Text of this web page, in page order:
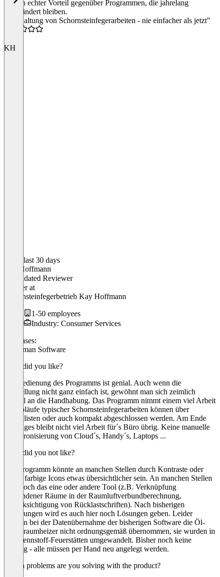
das ein echter Vorteil gegenüber Programmen, die jahrelang
unverändert bleiben.
“Verwaltung von Schornsteinfegerarbeiten - nie einfacher als jetzt”
KH
In the last 30 days
Kay Hoffmann
Validated Reviewer
Inhaberat
Schornsteinfegerbetrieb Kay Hoffmann
1-50 employees
Industry: Consumer Services
Use cases:
Craftsman Software
What did you like?
Die Bedienung des Programms ist genial. Auch wenn die
Umstellung nicht ganz einfach ist, gewöhnt man sich zeimlich
schnell an die Handhabung. Das Programm nimmt einem viel Arbeit
ab, Abläufe typischer Schornsteinfegerarbeiten können über
Checklisten oder auch kompakt abgeschlossen werden. Am Ende
des Tages bleibt nicht viel Arbeit für´s Büro übrig. Keine manuelle
Synchronisierung von Cloud´s, Handy´s, Laptops ...
What did you not like?
Das Programm könnte an manchen Stellen durch Kontraste oder
kleine farbige Icons etwas übersichtlicher sein. An manchen Stellen
fehlt noch das eine oder andere Tool (z.B. Verknüpfung
vorhandener Räume in der Raumluftverbundberechnung,
Berücksichtigung von Rücklastschriften). Nach bisherigen
Erfahrungen wird es auch hier noch Lösungen geben. Leider
wurden bei der Datenübernahme der bisherigen Software die Öl-
Einzelraumheizer nicht ordnungsgemäß übernommen, sie wurden in
Festbrennstoff-Feuerstätten umgewandelt. Bisher noch keine
Lösung - alle müssen per Hand neu angelegt werden.
Which problems are you solving with the product?